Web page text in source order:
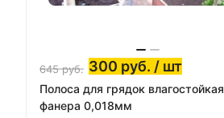
645руб. 300 руб. / шт
Полоса для грядок влагостойкая
фанера 0,018мм